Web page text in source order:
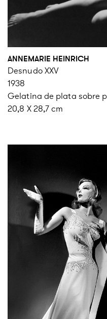
ANNEMARIE HEINRICH
Desnudo XXV
1938
Gelatina de plata sobre
20,8 X 28,7 cm